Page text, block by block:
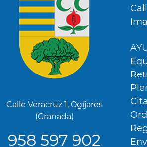
Calle Veracruz 1, Ogíjares
(Granada)
958 597 902